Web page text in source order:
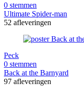
0 stemmen
Ultimate Spider-man
52 afleveringen
Peck
0 stemmen
Back at the Barnyard
97 afleveringen